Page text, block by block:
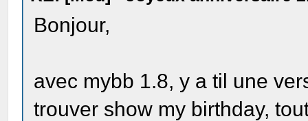
Bonjour,
avec mybb 1.8, y a til une
trouver show my birthday,